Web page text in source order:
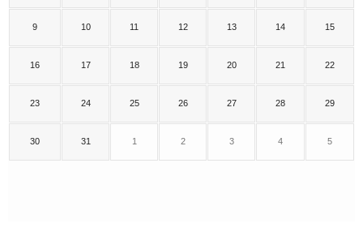
9 10 11 12 13 14 15
16 17 18 19 20 21 22
23 24 25 26 27 28 29
30 31 1 2 3 4 5